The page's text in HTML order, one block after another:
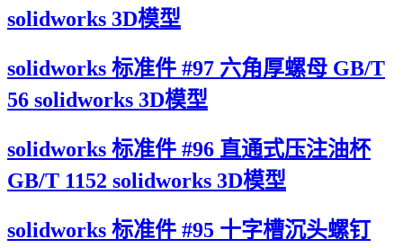
solidworks 3D模型
solidworks 标准件 #97 六角厚螺母 GB/T
56 solidworks 3D模型
solidworks 标准件 #96 直通式压注油杯
GB/T 1152 solidworks 3D模型
solidworks 标准件 #95 十字槽沉头螺钉